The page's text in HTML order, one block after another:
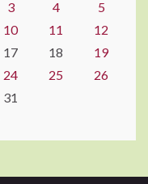
3 4
5
10 11
12
17 18
19
24 25
26
31